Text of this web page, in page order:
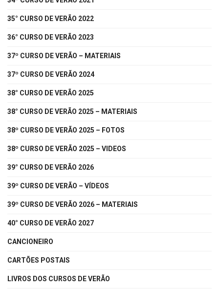
35° CURSO DE VERÃO 2022
36° CURSO DE VERÃO 2023
37º CURSO DE VERÃO – MATERIAIS
37º CURSO DE VERÃO 2024
38° CURSO DE VERÃO 2025
38° CURSO DE VERÃO 2025 – MATERIAIS
38º CURSO DE VERÃO 2025 – FOTOS
38º CURSO DE VERÃO 2025 – VIDEOS
39° CURSO DE VERÃO 2026
39º CURSO DE VERÃO – VÍDEOS
39º CURSO DE VERÃO 2026 – MATERIAIS
40° CURSO DE VERÃO 2027
CANCIONEIRO
CARTÕES POSTAIS
LIVROS DOS CURSOS DE VERÃO